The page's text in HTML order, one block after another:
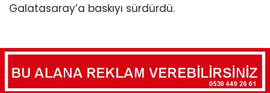
Galatasaray’a baskıyı sürdürdü.